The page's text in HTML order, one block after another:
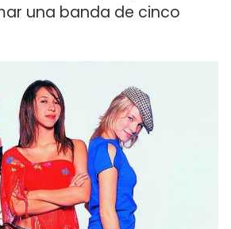
una banda de cinco